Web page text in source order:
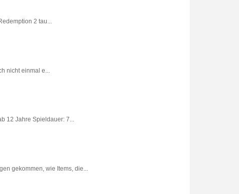
2 tau...
nicht einmal e...
12 Jahre Spieldauer: 7...
gekommen, wie Items, die...